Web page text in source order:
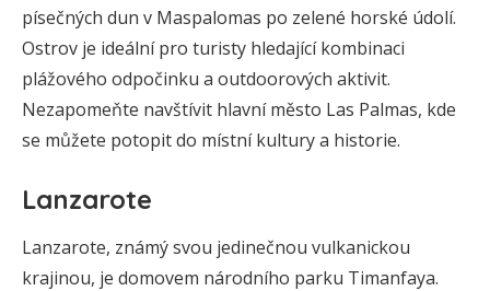
písečných dun v Maspalomas po zelené horské údolí.
Ostrov je ideální pro turisty hledající kombinaci
plážového odpočinku a outdoorových aktivit.
Nezapomeňte navštívit hlavní město Las Palmas, kde
se můžete potopit do místní kultury a historie.
Lanzarote
Lanzarote, známý svou jedinečnou vulkanickou
krajinou, je domovem národního parku Timanfaya.